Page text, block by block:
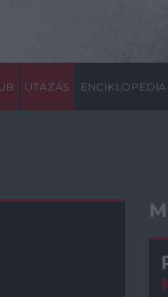
UTAZÁS ENCIKLOPÉDIA